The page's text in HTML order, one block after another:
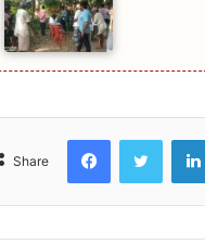
Share
Facebook